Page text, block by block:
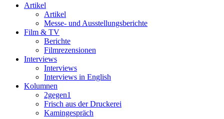
Artikel
Artikel
Messe- und Ausstellungsberichte
Film & TV
Berichte
Filmrezensionen
Interviews
Interviews
Interviews in English
Kolumnen
2gegen1
Frisch aus der Druckerei
Kamingespräch